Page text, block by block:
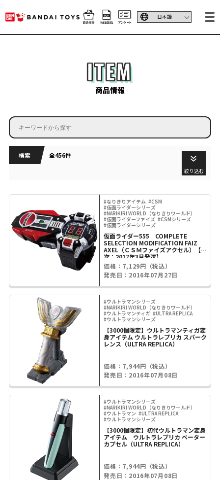
ITEM
商品情報
検索 全456件
絞り込む
#なりきりアイテム #CSM
#仮面ライダーシリーズ
#NARIKIRI WORLD（なりきりワールド）
#仮面ライダーファイズ #CSMシリーズ
#仮面ライダーシリーズ
仮面ライダー555 COMPLETE
SELECTION MODIFICATION FAIZ
AXEL（ＣＳＭファイズアクセル）【2
次：2017年3月発送】
価格：7,129円（税込）
発売日：2016年07月27日
#ウルトラマンシリーズ
#NARIKIRI WORLD（なりきりワールド）
#ウルトラマンティガ #ULTRA REPLICA
#ウルトラマンシリーズ
【3000個限定】ウルトラマンティガ変
身アイテム ウルトラレプリカ スパーク
レンス（ULTRA REPLICA）
価格：7,944円（税込）
発売日：2016年07月08日
#ウルトラマンシリーズ
#NARIKIRI WORLD（なりきりワールド）
#ウルトラマン #ULTRA REPLICA
#ウルトラマンシリーズ
【3000個限定】初代ウルトラマン変身
アイテム ウルトラレプリカ ベーター
カプセル（ULTRA REPLICA）
価格：7,944円（税込）
発売日：2016年07月08日